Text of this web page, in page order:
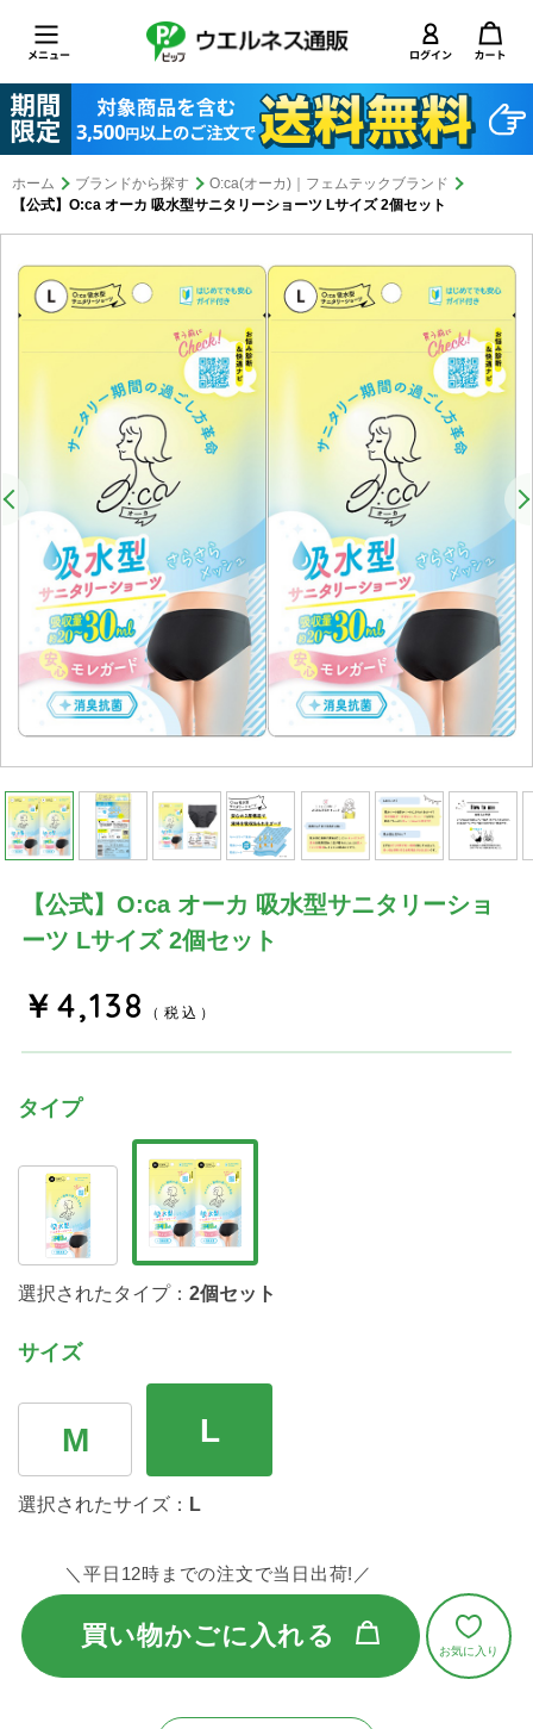
ホーム ブランドから探す
O:ca(オーカ)｜フェムテックブランド
【公式】O:ca オーカ 吸水型サニタリーショーツ Lサイズ 2個セット
【公式】O:ca オーカ 吸水型サニタリーショ
ーツ Lサイズ 2個セット
＼平日12時までの注文で当日出荷!／
￥4,138 （税込）
タイプ
選択されたタイプ： 2個セット
サイズ
M L
選択されたサイズ： L
買い物かごに入れる